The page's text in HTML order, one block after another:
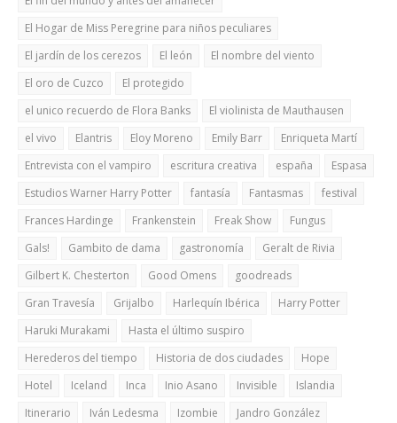
El Hogar de Miss Peregrine para niños peculiares
El jardín de los cerezos
El león
El nombre del viento
El oro de Cuzco
El protegido
el unico recuerdo de Flora Banks
El violinista de Mauthausen
el vivo
Elantris Eloy Moreno Emily Barr
Enriqueta Martí
Entrevista con el vampiro
escritura creativa españa
Espasa
Estudios Warner Harry Potter
fantasía Fantasmas
festival
Frances Hardinge
Frankenstein Freak Show
Fungus
Gals!
Gambito de dama gastronomía
Geralt de Rivia
Gilbert K. Chesterton
Good Omens
goodreads
Gran Travesía
Grijalbo Harlequín Ibérica
Harry Potter
Haruki Murakami
Hasta el último suspiro
Herederos del tiempo
Historia de dos ciudades
Hope
Hotel
Iceland Inca Inio Asano Invisible
Islandia
Itinerario
Iván Ledesma Izombie
Jandro González